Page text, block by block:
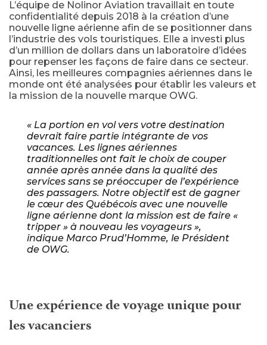
L’équipe de Nolinor Aviation travaillait en toute
confidentialité depuis 2018 à la création d’une
nouvelle ligne aérienne afin de se positionner dans
l’industrie des vols touristiques. Elle a investi plus
d’un million de dollars dans un laboratoire d’idées
pour repenser les façons de faire dans ce secteur.
Ainsi, les meilleures compagnies aériennes dans le
monde ont été analysées pour établir les valeurs et
la mission de la nouvelle marque OWG.
« La portion en vol vers votre destination
devrait faire partie intégrante de vos
vacances. Les lignes aériennes
traditionnelles ont fait le choix de couper
année après année dans la qualité des
services sans se préoccuper de l’expérience
des passagers. Notre objectif est de gagner
le cœur des Québécois avec une nouvelle
ligne aérienne dont la mission est de faire «
tripper » à nouveau les voyageurs »,
indique Marco Prud’Homme, le Président
de OWG.
Une expérience de voyage unique pour
les vacanciers